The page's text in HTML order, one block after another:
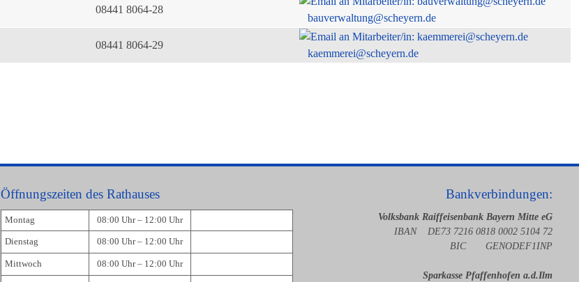
08441 8064-28
bauverwaltung@scheyern.de
08441 8064-29
kaemmerei@scheyern.de
Öffnungszeiten des Rathauses
Montag 08:00 Uhr – 12:00 Uhr
Dienstag 08:00 Uhr – 12:00 Uhr
Mittwoch 08:00 Uhr – 12:00 Uhr
Bankverbindungen:
Volksbank Raiffeisenbank Bayern Mitte eG
IBAN DE73 7216 0818 0002 5104 72
BIC GENODEF1INP
Sparkasse Pfaffenhofen a.d.Ilm